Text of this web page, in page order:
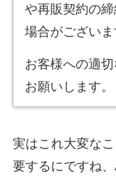
や再販契約の
場合がございま
お客様への適
お願いします。
実はこれ大変なこ
要するにですね